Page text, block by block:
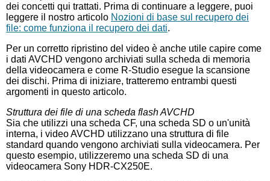
dei concetti qui trattati. Prima di continuare a leggere, puoi
leggere il nostro articolo Nozioni di base sul recupero dei
file: come funziona il recupero dei dati.
Per un corretto ripristino del video è anche utile capire come
i dati AVCHD vengono archiviati sulla scheda di memoria
della videocamera e come R-Studio esegue la scansione
dei dischi. Prima di iniziare, tratteremo entrambi questi
argomenti in questo articolo.
Struttura dei file di una scheda flash AVCHD
Sia che utilizzi una scheda CF, una scheda SD o un'unità
interna, i video AVCHD utilizzano una struttura di file
standard quando vengono archiviati sulla videocamera. Per
questo esempio, utilizzeremo una scheda SD di una
videocamera Sony HDR-CX250E.